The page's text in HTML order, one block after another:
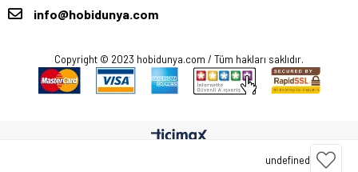
undefined
info@hobidunya.com
Copyright © 2023 hobidunya.com / Tüm hakları saklıdır.
Üye Girişi